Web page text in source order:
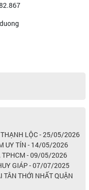
LỘC - 25/05/2026
UY TÍN - 14/05/2026
TPHCM - 09/05/2026
GIÁP - 07/07/2025
TÂN THỚI NHẤT QUẬN